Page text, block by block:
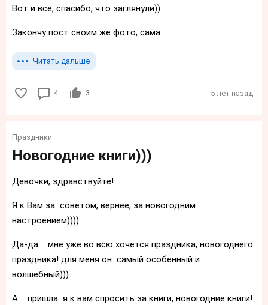
Вот и все, спасибо, что заглянули))
Закончу пост своим же фото, сама ...
Читать дальше
4 3 5 лет назад
Праздники
Новогодние книги)))
Девочки, здравствуйте!
Я к Вам за советом, вернее, за новогодним
настроением))))
Да-да.... мне уже во всю хочется праздника, новогоднего
праздника! для меня он самый особенный и
волшебный)))
А пришла я к вам спросить за книги, новогодние книги!